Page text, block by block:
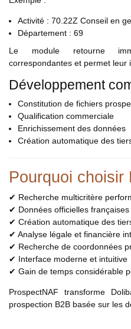
Activité : 70.22Z Conseil en
Département : 69
Le module retourne
correspondantes et permet leur
Développement
Constitution de fichiers
Qualification commerciale
Enrichissement des données
Création automatique des
Pourquoi choisir
✔ Recherche multicritère
✔ Données officielles françaises
✔ Création automatique des
✔ Analyse légale et financière
✔ Recherche de coordonnées
✔ Interface moderne et intuitive
✔ Gain de temps considérable
ProspectNAF transforme
prospection B2B basée sur les